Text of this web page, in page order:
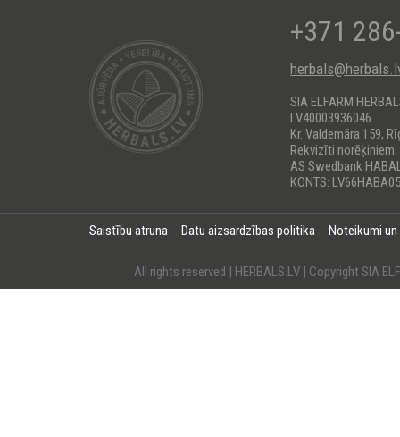
+371
SIA ELFARM
LV40003936046
Kr. Valdemāra 159,
Rekvizīti norēķiniem:
AS Swedbank
KONTS:
Saistību atruna Datu aizsardzības politika Noteikumi
All rights reserved | HERBALS.LV | Copyright SIA